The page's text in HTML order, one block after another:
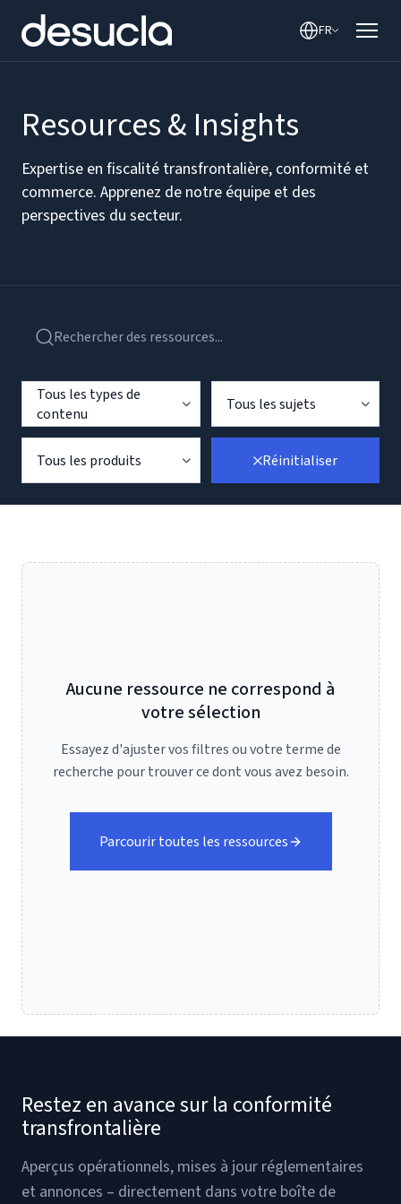
FR
Resources & Insights
Expertise en fiscalité transfrontalière, conformité et
commerce. Apprenez de notre équipe et des
perspectives du secteur.
Tous les types de
contenu
Tous les sujets
Tous les produits Réinitialiser
Aucune ressource ne correspond à
votre sélection
Essayez d'ajuster vos filtres ou votre terme de
recherche pour trouver ce dont vous avez besoin.
Parcourir toutes les ressources
Restez en avance sur la conformité
transfrontalière
Aperçus opérationnels, mises à jour réglementaires
et annonces – directement dans votre boîte de